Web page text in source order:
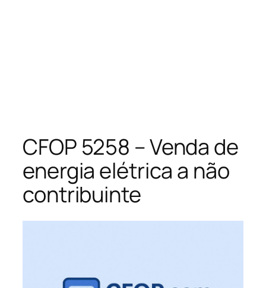
CFOP 5258 – Venda de
energia elétrica a não
contribuinte